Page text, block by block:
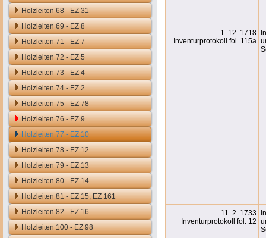
Holzleiten 68 - EZ 31
Holzleiten 69 - EZ 8
Holzleiten 71 - EZ 7
Holzleiten 72 - EZ 5
Holzleiten 73 - EZ 4
Holzleiten 74 - EZ 2
Holzleiten 75 - EZ 78
Holzleiten 76 - EZ 9
Holzleiten 77 - EZ 10
Holzleiten 78 - EZ 12
Holzleiten 79 - EZ 13
Holzleiten 80 - EZ 14
Holzleiten 81 - EZ 15, EZ 161
Holzleiten 82 - EZ 16
Holzleiten 100 - EZ 98
1. 12. 1718
Inventurprotokoll fol. 115a
11. 2. 1733
Inventurprotokoll fol. 12